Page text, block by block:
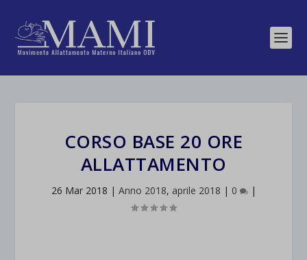
CORSO BASE 20 ORE
ALLATTAMENTO
26 Mar 2018 | Anno 2018, aprile 2018 | 0 |